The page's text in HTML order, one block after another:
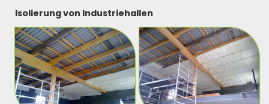
Isolierung von Industriehallen